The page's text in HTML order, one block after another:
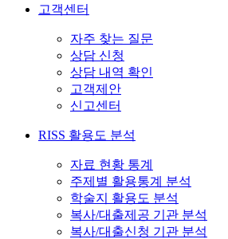
고객센터
자주 찾는 질문
상담 신청
상담 내역 확인
고객제안
신고센터
RISS 활용도 분석
자료 현황 통계
주제별 활용통계 분석
학술지 활용도 분석
복사/대출제공 기관 분석
복사/대출신청 기관 분석